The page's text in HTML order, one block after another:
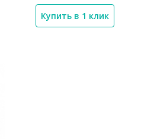
Купить в 1 клик